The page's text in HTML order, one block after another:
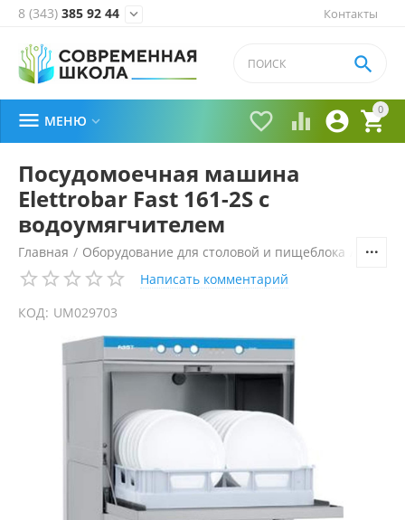
Контакты
8 (343) 385 92 44 
0


 

 МЕНЮ 
Посудомоечная машина
Elettrobar Fast 161-2S с
водоумягчителем
Главная / Оборудование для столовой и пищеблока
Написать комментарий
КОД: UM029703